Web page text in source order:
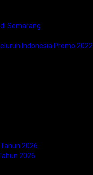
Semarang
Indonesia Promo 2022
2026
2026